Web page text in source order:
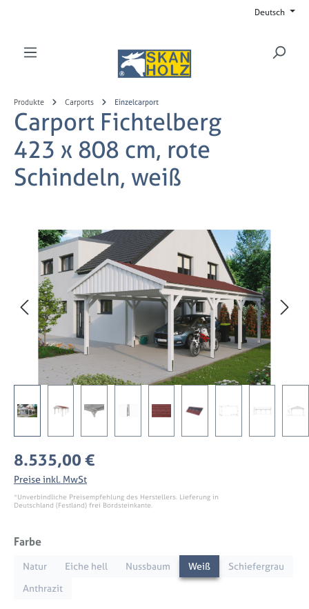
Produkte Carports Einzelcarport
Carport Fichtelberg
423 x 808 cm, rote
Schindeln, weiß
Bildergalerie überspringen
Regulärer Preis:
8.535,00 €
Preise inkl. MwSt
*Unverbindliche Preisempfehlung des Herstellers. Lieferung in
Deutschland (Festland) frei Bordsteinkante.
Farbeauswählen
Natur Eiche hell Nussbaum Weiß
Schiefergrau
Anthrazit
Deutsch